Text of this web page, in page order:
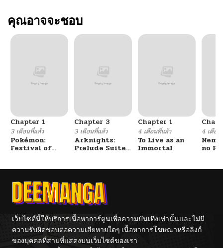
คุณอาจจะชอบ
Chapter 1
3 เดือนที่แล้ว
Pokémon:
Festival of
Chapter 3
3 เดือนที่แล้ว
Arknights:
Prelude Suite:
Chapter 1
4 เดือนที่แล้ว
To Live as an
Immortal
4 เดือน
no
เว็บไซต์นี้ให้บริการเนื้อหาการ์ตูนเพื่อความบันเทิงเท่านั้นและไม่มี
ความรับผิดชอบต่อความเสียหายใดๆ เนื้อหาการโฆษณาหรือลิงก์
ของบุคคลที่สามที่แสดงบนเว็บไซต์ของเรา